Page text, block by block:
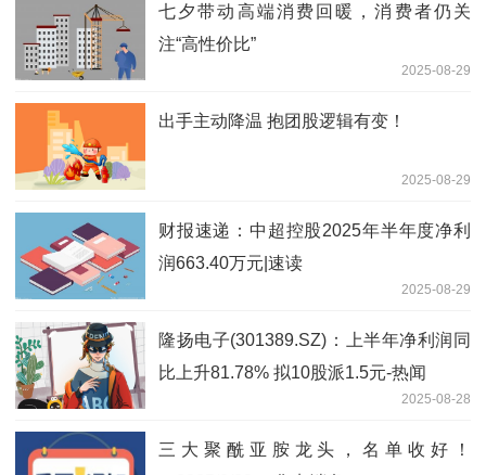
七夕带动高端消费回暖，消费者仍关
注“高性价比”
2025-08-29
出手主动降温 抱团股逻辑有变！
2025-08-29
财报速递：中超控股2025年半年度净利
润663.40万元|速读
2025-08-29
隆扬电子(301389.SZ)：上半年净利润同
比上升81.78% 拟10股派1.5元-热闻
2025-08-28
三大聚酰亚胺龙头，名单收好！